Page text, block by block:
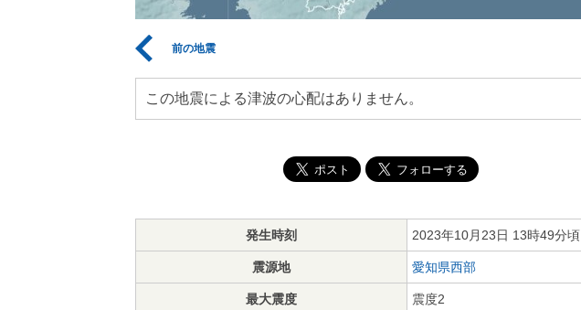
前の地震
この地震による津波の心配はありません。
発生時刻 2023年10月23日 13時49分頃
震源地 愛知県西部
最大震度 震度2